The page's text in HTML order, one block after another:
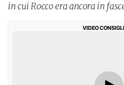
in cui Rocco era ancora in
VIDEO